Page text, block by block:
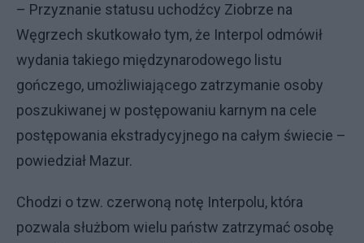
– Przyznanie statusu uchodźcy Ziobrze na
Węgrzech skutkowało tym, że Interpol odmówił
wydania takiego międzynarodowego listu
gończego, umożliwiającego zatrzymanie osoby
poszukiwanej w postępowaniu karnym na cele
postępowania ekstradycyjnego na całym świecie –
powiedział Mazur.
Chodzi o tzw. czerwoną notę Interpolu, która
pozwala służbom wielu państw zatrzymać osobę